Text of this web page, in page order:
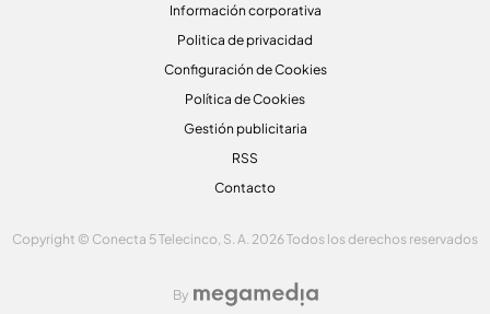
Información corporativa
Politica de privacidad
Configuración de Cookies
Política de Cookies
Gestión publicitaria
RSS
Contacto
Copyright © Conecta 5 Telecinco, S. A. 2026 Todos los derechos reservados
By